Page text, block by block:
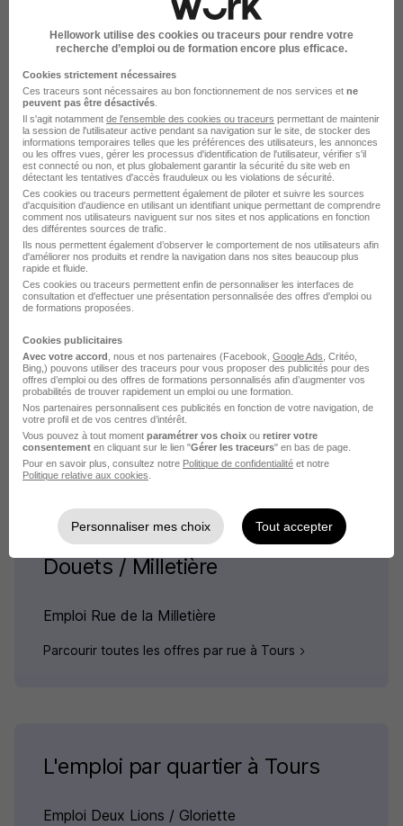
Créez une alerte
Soyez alerté des nouvelles offres pour cette
recherche dès leur parution.
Créer mon alerte
En cliquant sur "Créer mon alerte", vous acceptez les
CGUet déclarez avoir pris connaissance de la
politique de protection des données du site
hellowork.com.
Élargissez votre recherche
Emploi Douets / Milletière
Emploi Tours
L'emploi par rue pour le quartier
Douets / Milletière
Emploi Rue de la Milletière
Parcourir toutes les offres par rue à Tours
L'emploi par quartier à Tours
Emploi Deux Lions / Gloriette
Hellowork utilise des cookies ou traceurs pour rendre votre
recherche d’emploi ou de formation encore plus efficace.
Cookies strictement nécessaires
Ces traceurs sont nécessaires au bon fonctionnement de nos services et ne
peuvent pas être désactivés
Il s'agit notamment de l'ensemble des cookies ou traceurs permettant de maintenir
la session de l'utilisateur active pendant sa navigation sur le site, de stocker des
informations temporaires telles que les préférences des utilisateurs, les annonces
ou les offres vues, gérer les processus d'identification de l'utilisateur, vérifier s'il
est connecté ou non, et plus globalement garantir la sécurité du site web en
détectant les tentatives d'accès frauduleux ou les violations de sécurité.
Ces cookies ou traceurs permettent également de piloter et suivre les sources
d'acquisition d'audience en utilisant un identifiant unique permettant de comprendre
comment nos utilisateurs naviguent sur nos sites et nos applications en fonction
des différentes sources de trafic.
Ils nous permettent également d’observer le comportement de nos utilisateurs afin
d'améliorer nos produits et rendre la navigation dans nos sites beaucoup plus
rapide et fluide.
Ces cookies ou traceurs permettent enfin de personnaliser les interfaces de
consultation et d'effectuer une présentation personnalisée des offres d'emploi ou
de formations proposées.
Cookies publicitaires
Avec votre accord , nous et nos partenaires (Facebook, Google Ads , Critéo,
Bing,) pouvons utiliser des traceurs pour vous proposer des publicités pour des
offres d’emploi ou des offres de formations personnalisés afin d’augmenter vos
probabilités de trouver rapidement un emploi ou une formation.
Nos partenaires personnalisent ces publicités en fonction de votre navigation, de
votre profil et de vos centres d’intérêt.
Vous pouvez à tout moment paramétrer vos choix ou retirer votre
consentement en cliquant sur le lien "Gérer les traceurs" en bas de page.
Pour en savoir plus, consultez notre Politique de confidentialité et notre
Politique relative aux cookies
Personnaliser mes choix Tout accepter